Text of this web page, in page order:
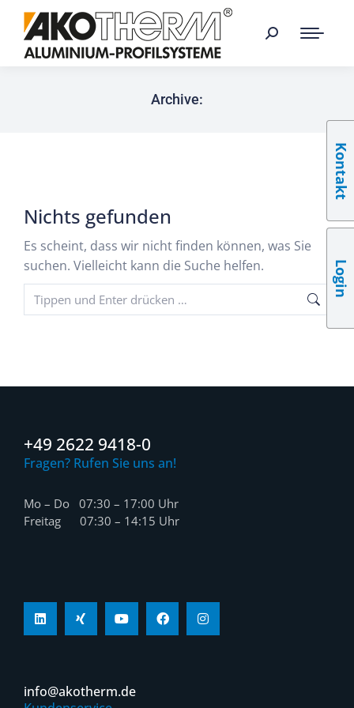
Archive:
Nichts gefunden
Es scheint, dass wir nicht finden können, was Sie
suchen. Vielleicht kann die Suche helfen.
+49 2622 9418-0
Fragen? Rufen Sie uns an!
Mo – Do 07:30 – 17:00 Uhr
Freitag 07:30 – 14:15 Uhr
info@akotherm.de
Kontakt
Login